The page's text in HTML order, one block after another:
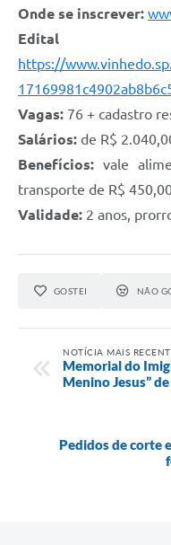
Onde se inscrever:
Edital
https://
Vagas: 76 + cadastro
Salários: de R$
Benefícios: vale
transporte de R$
Validade: 2 anos,
GOSTEI NÃO
NOTÍCIA MAIS
Memorial do
Menino Jesus”
Pedidos de corte